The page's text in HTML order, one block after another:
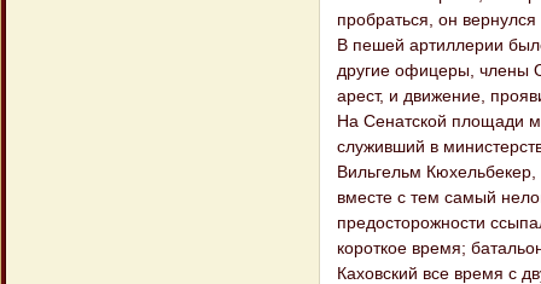
пробраться, он
В пешей артиллерии
другие офицеры, члены
арест, и движение,
На Сенатской площади
служивший в
Вильгельм
вместе с тем самый
предосторожности
короткое время;
Каховский все время с